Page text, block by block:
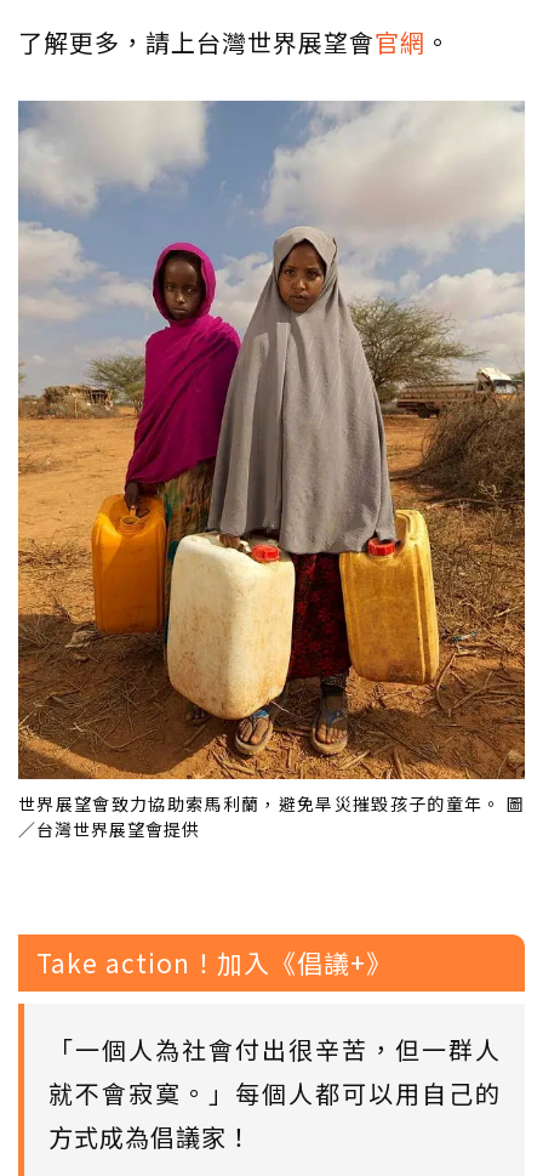
了解更多，請上台灣世界展望會官網 。
世界展望會致力協助索馬利蘭，避免旱災摧毀孩子的童年。 圖
／台灣世界展望會提供
Take action！加入《倡議+》
「一個人為社會付出很辛苦，但一群人
就不會寂寞。」每個人都可以用自己的
方式成為倡議家！